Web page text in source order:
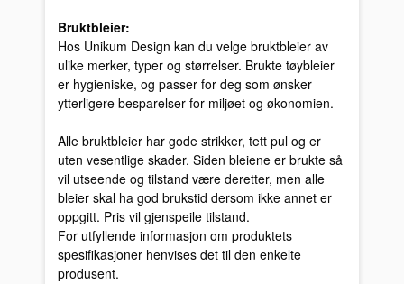
Bruktbleier:
Hos Unikum Design kan du velge bruktbleier av
ulike merker, typer og størrelser. Brukte tøybleier
er hygieniske, og passer for deg som ønsker
ytterligere besparelser for miljøet og økonomien.
Alle bruktbleier har gode strikker, tett pul og er
uten vesentlige skader. Siden bleiene er brukte så
vil utseende og tilstand være deretter, men alle
bleier skal ha god brukstid dersom ikke annet er
oppgitt. Pris vil gjenspeile tilstand.
For utfyllende informasjon om produktets
spesifikasjoner henvises det til den enkelte
produsent.